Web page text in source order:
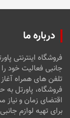
درباره ما
فروشگاه اینترنتی
تلفن های همراه
فروشگاه، پاورتل
اقتضای زمان و
برای تهیه لوازم